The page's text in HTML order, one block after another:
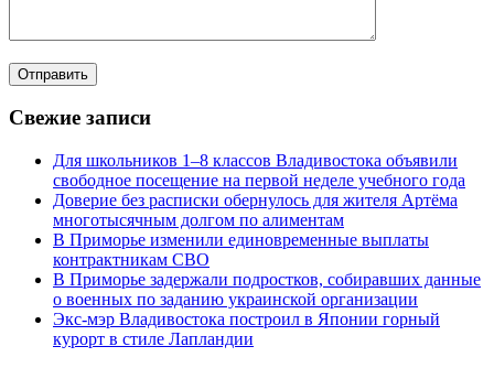
Свежие записи
Для школьников 1–8 классов Владивостока объявили
свободное посещение на первой неделе учебного года
Доверие без расписки обернулось для жителя Артёма
многотысячным долгом по алиментам
В Приморье изменили единовременные выплаты
контрактникам СВО
В Приморье задержали подростков, собиравших данные
о военных по заданию украинской организации
Экс-мэр Владивостока построил в Японии горный
курорт в стиле Лапландии